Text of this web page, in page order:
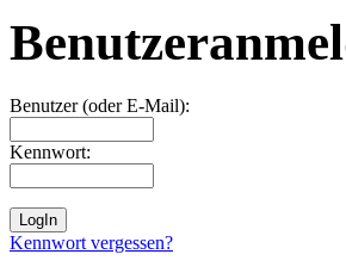
Benutzer (oder E-Mail):
Kennwort:
Kennwort vergessen?